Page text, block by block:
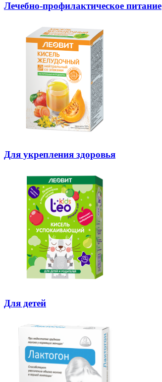
Лечебно-профилактическое питание
Для укрепления здоровья
Для детей